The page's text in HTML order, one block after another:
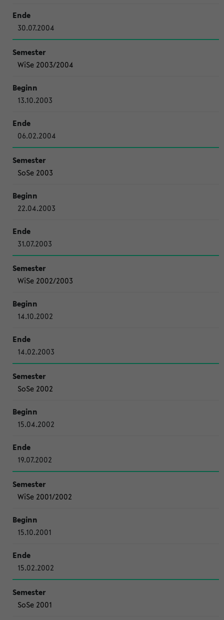
30.07.2004
WiSe 2003/2004
13.10.2003
06.02.2004
SoSe 2003
22.04.2003
31.07.2003
WiSe 2002/2003
14.10.2002
14.02.2003
SoSe 2002
15.04.2002
19.07.2002
WiSe 2001/2002
15.10.2001
15.02.2002
SoSe 2001